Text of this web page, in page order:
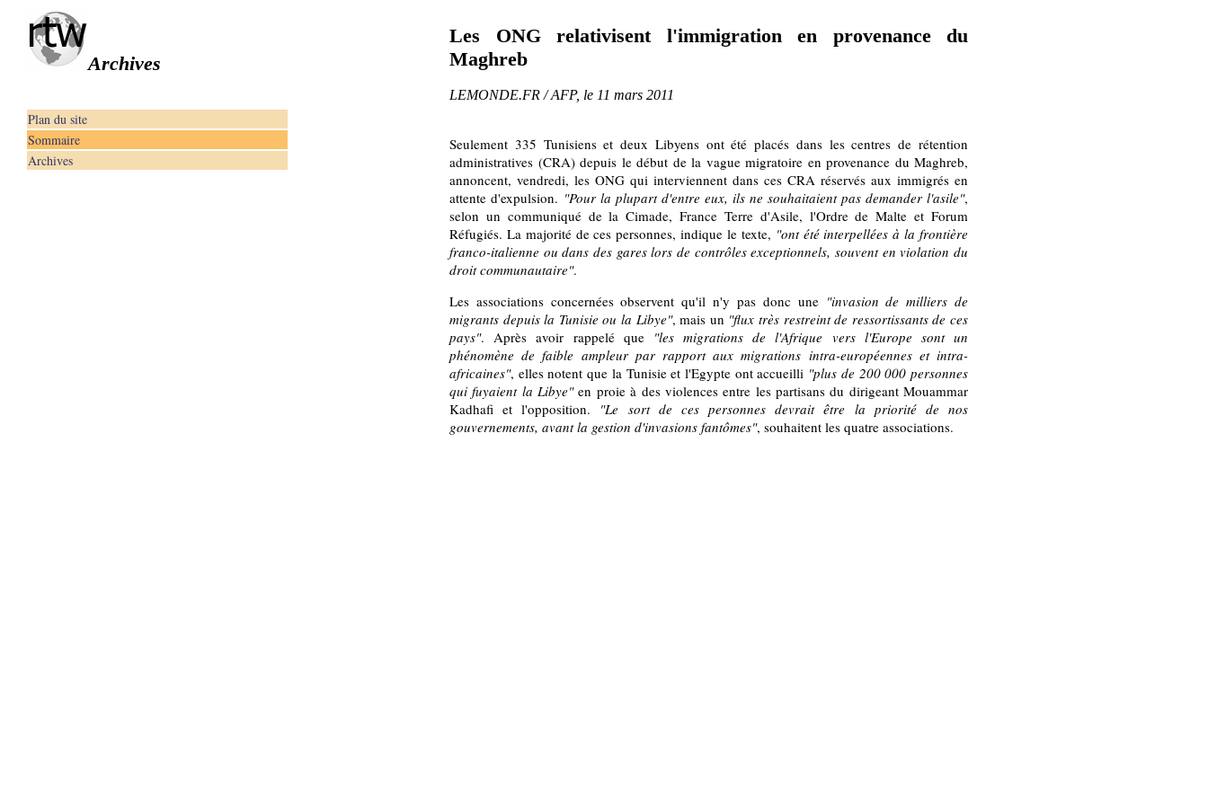
Archives
Plan du site
Sommaire
Archives
Les ONG relativisent l'immigration en provenance du
Maghreb
LEMONDE.FR / AFP, le 11 mars 2011
Seulement 335 Tunisiens et deux Libyens ont été placés dans les centres de rétention
administratives (CRA) depuis le début de la vague migratoire en provenance du Maghreb,
annoncent, vendredi, les ONG qui interviennent dans ces CRA réservés aux immigrés en
attente d'expulsion. "Pour la plupart d'entre eux, ils ne souhaitaient pas demander l'asile",
selon un communiqué de la Cimade, France Terre d'Asile, l'Ordre de Malte et Forum
Réfugiés. La majorité de ces personnes, indique le texte, "ont été interpellées à la frontière
franco-italienne ou dans des gares lors de contrôles exceptionnels, souvent en violation du
droit communautaire".
Les associations concernées observent qu'il n'y pas donc une "invasion de milliers de
migrants depuis la Tunisie ou la Libye", mais un "flux très restreint de ressortissants de ces
pays". Après avoir rappelé que "les migrations de l'Afrique vers l'Europe sont un
phénomène de faible ampleur par rapport aux migrations intra-européennes et intra-
africaines", elles notent que la Tunisie et l'Egypte ont accueilli "plus de 200 000 personnes
qui fuyaient la Libye"en proie à des violences entre les partisans du dirigeant Mouammar
Kadhafi et l'opposition. "Le sort de ces personnes devrait être la priorité de nos
gouvernements, avant la gestion d'invasions fantômes", souhaitent les quatre associations.